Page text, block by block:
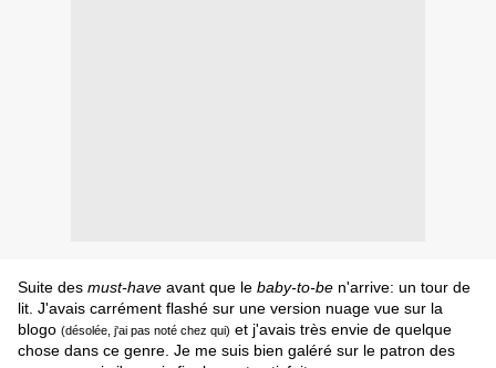
Suite des must-have avant que le baby-to-be n'arrive: un tour de
lit. J'avais carrément flashé sur une version nuage vue sur la
blogo (désolée, j'ai pas noté chez qui) et j'avais très envie de quelque
chose dans ce genre. Je me suis bien galéré sur le patron des